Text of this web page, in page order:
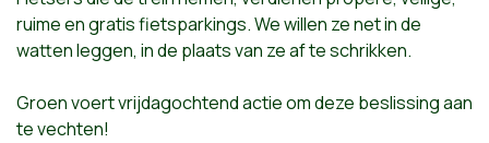
ruime en gratis fietsparkings. We willen ze net in de
watten leggen, in de plaats van ze af te schrikken.
Groen voert vrijdagochtend actie om deze beslissing aan
te vechten!